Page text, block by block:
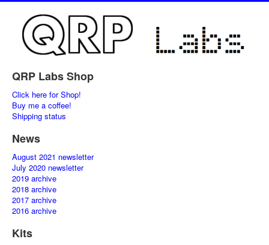
QRP Labs Shop
Click here for Shop!
Buy me a coffee!
Shipping status
News
August 2021 newsletter
July 2020 newsletter
2019 archive
2018 archive
2017 archive
2016 archive
Kits